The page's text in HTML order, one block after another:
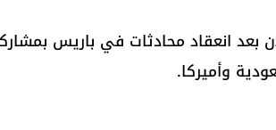
بعد انعقاد محادثات في باريس
وأميركا.